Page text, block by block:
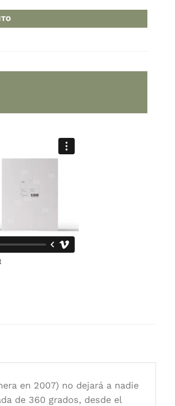
en 2007) no dejará a nadie
de 360 grados, desde el